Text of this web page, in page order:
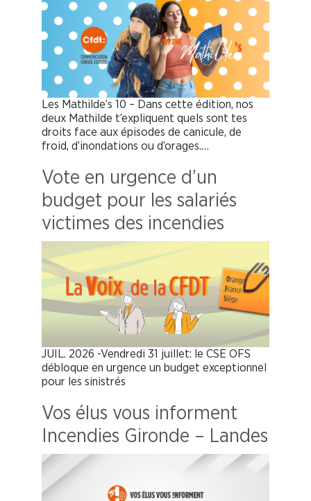
Les Mathilde’s 10 – Dans cette édition, nos
deux Mathilde t’expliquent quels sont tes
droits face aux épisodes de canicule, de
froid, d’inondations ou d’orages.…
Vote en urgence d’un
budget pour les salariés
victimes des incendies
JUIL. 2026 -Vendredi 31 juillet: le CSE OFS
débloque en urgence un budget exceptionnel
pour les sinistrés
Vos élus vous informent
Incendies Gironde – Landes